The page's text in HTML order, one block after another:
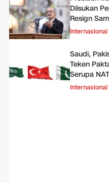
Diisukan
Resign
Internasional
Saudi,
Teken
Serupa
Internasional